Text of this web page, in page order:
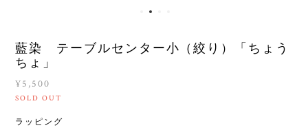
藍染 テーブルセンター小（絞り）「ちょう
ちょ」
¥5,500
SOLD OUT
ラッピング